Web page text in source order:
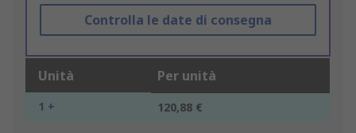
Controlla le date di consegna
Unità Per unità
1 + 120,88 €